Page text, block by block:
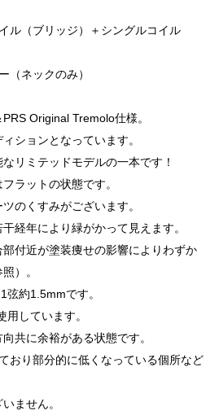
ル（ブリッジ）＋シングルコイル
（ネックのみ）
Original Tremolo仕様。
ションとなっています。
リミテッドモデルの一本です！
ラットの状態です。
のくすみがございます。
経年により緑がかって見えます。
付近が塗装痩せの影響によりわずか
）。
約1.5mmです。
しています。
共に余裕がある状態です。
おり部分的に低くなっている個所など
ません。